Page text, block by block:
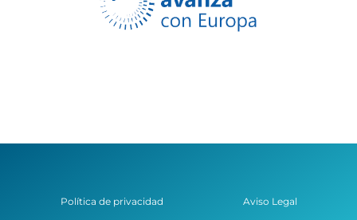
Política de privacidad Aviso Legal